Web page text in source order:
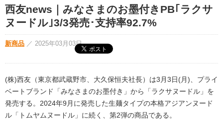
西友news｜みなさまのお墨付きPB｢ラクサ
ヌードル｣3/3発売･支持率92.7%
新商品 ／ 2025年03月03日
(株)西友（東京都武蔵野市、大久保恒夫社長）は3月3日(月)、プライ
ベートブランド「みなさまのお墨付き」から「ラクサヌードル」を
発売する。2024年9月に発売した生麺タイプの本格アジアンヌード
ル「トムヤムヌードル」に続く、第2弾の商品である。